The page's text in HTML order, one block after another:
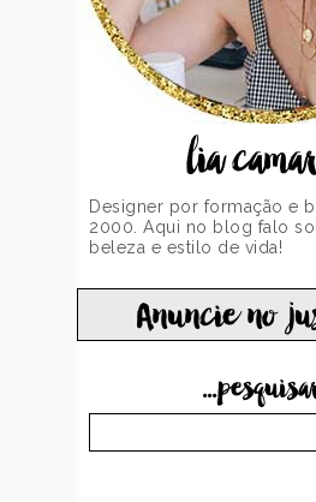
lia
Designer por formação e
2000. Aqui no blog falo
beleza e estilo de vida!
Anuncie no